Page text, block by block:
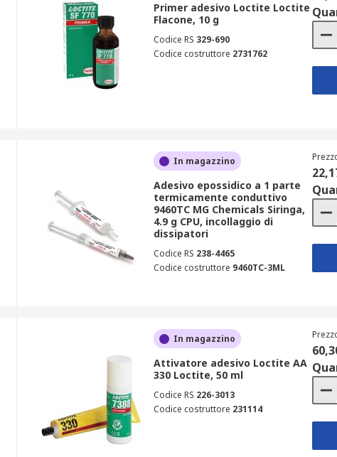
fibra di vetro,
sono utilizzati in applicazioni industriali quali: edilizia,
Primer adesivo Loctite Loctite
Flacone, 10 g
Codice RS 329-690
Codice costruttore 2731762
In magazzino
Adesivo epossidico a 1 parte
termicamente conduttivo
9460TC MG Chemicals Siringa,
4.9 g CPU, incollaggio di
dissipatori
Codice RS 238-4465
Codice costruttore 9460TC-3ML
In magazzino
Attivatore adesivo Loctite AA
330 Loctite, 50 ml
Codice RS 226-3013
Codice costruttore 231114